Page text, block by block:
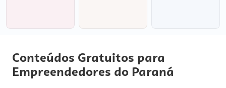
Conteúdos Gratuitos para
Empreendedores do Paraná